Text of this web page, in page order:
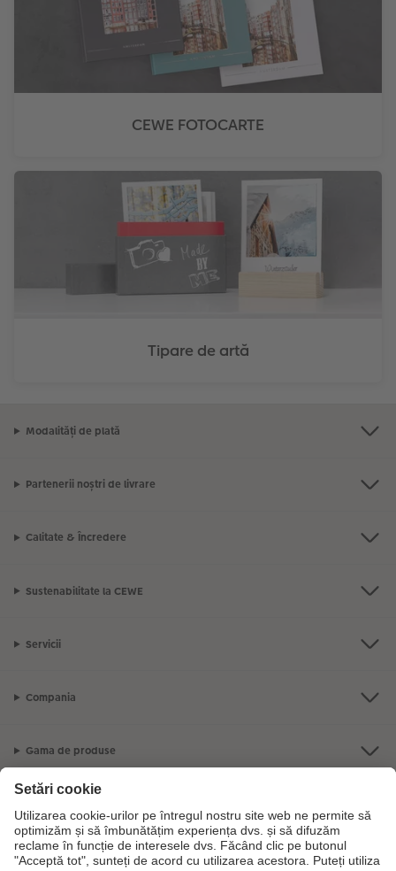
CEWE FOTOCARTE
Tipare de artă
Modalități de plată
Partenerii noștri de livrare
Calitate & Încredere
Sustenabilitate la CEWE
Servicii
Compania
Gama de produse